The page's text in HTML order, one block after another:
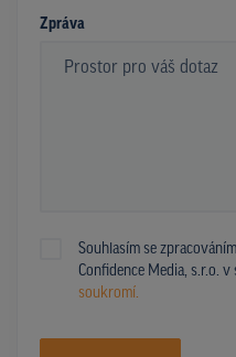
Zpráva
Souhlasím se
Confidence Media, s.r.o. v
soukromí.